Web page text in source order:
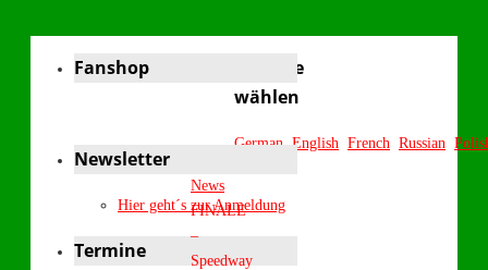
Sprache
wählen
German English French Russian
Start
News
FINALE
–
Speedway
Fanshop
Newsletter
Hier geht´s zur Anmeldung
Termine